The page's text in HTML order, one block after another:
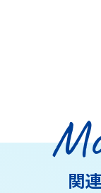
関